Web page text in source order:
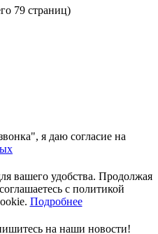
79 страниц)
я даю согласие на
вашего удобства. Продолжая
с политикой
Подробнее
на наши новости!